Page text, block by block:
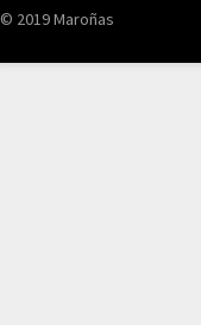
© 2019 Maroñas